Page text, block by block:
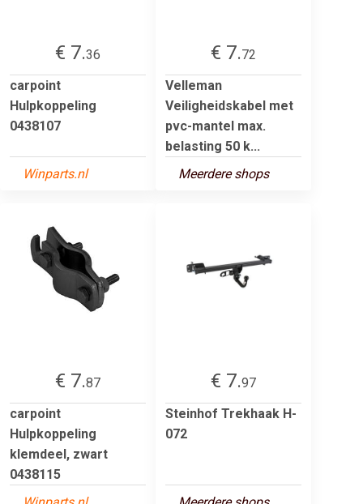
€ 7.36
carpoint
Hulpkoppeling
0438107
Winparts.nl
€ 7.72
Velleman
Veiligheidskabel met
pvc-mantel max.
belasting 50 k...
Meerdere shops
€ 7.87
carpoint
Hulpkoppeling
klemdeel, zwart
0438115
€ 7.97
Steinhof Trekhaak H-
072